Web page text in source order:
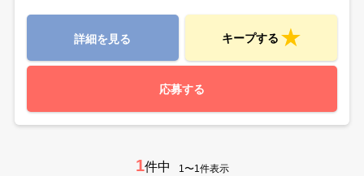
詳細を見る キープする
応募する
1件中 1〜1件表示